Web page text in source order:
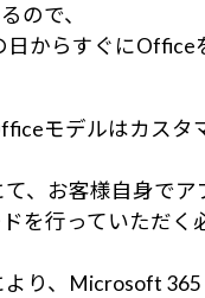
ので、
日からすぐにOffice
モデルはカスタ
、お客様自身でア
を行っていただく
り、Microsoft 365